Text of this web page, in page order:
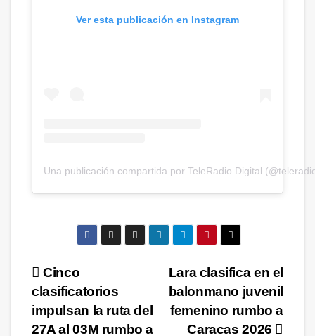
Ver esta publicación en Instagram
Una publicación compartida por TeleRadio Digital
Navegación
de
Lara clasifica en el
balonmano juvenil
femenino rumbo a
Caracas 2026
Cinco
clasificatorios
impulsan la ruta del
27A al 03M rumbo a